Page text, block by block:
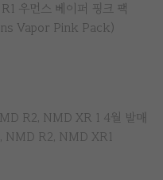
우먼스 베이퍼 핑크 팩
Vapor Pink Pack)